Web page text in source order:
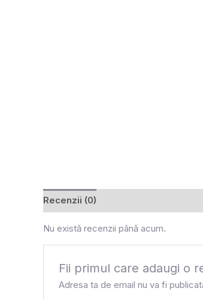
Recenzii (0)
Nu există recenzii până acum.
Fii primul care adaugi o
Adresa ta de email nu va fi